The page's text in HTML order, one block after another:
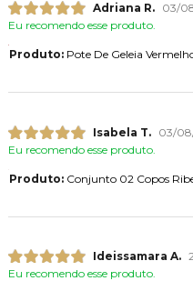
Adriana R.
03/
Eu recomendo esse produto.
Produto:Pote De Geleia
Isabela T.
03/
Eu recomendo esse produto.
Produto:Conjunto 02 Copos
Ideissamara A.
Eu recomendo esse produto.